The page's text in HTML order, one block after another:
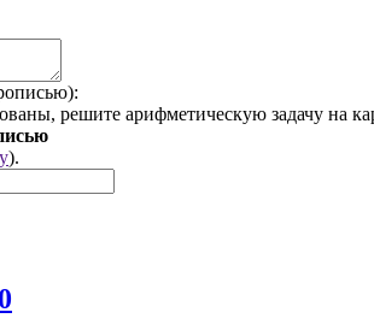
решите арифметическую задачу на
).
0